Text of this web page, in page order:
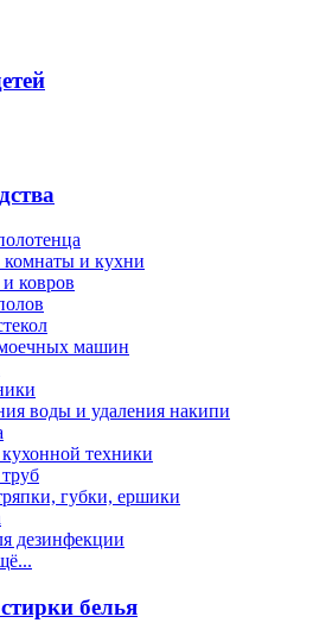
и кухни
ковров
машин
воды и удаления накипи
техники
губки, ершики
дезинфекции
белья